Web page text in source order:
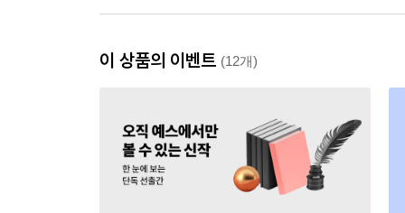
이 상품의 이벤트 (12개)